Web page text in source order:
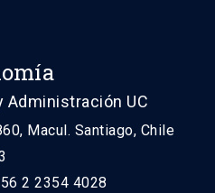
Administración UC
Macul. Santiago, Chile
2 2354 4028